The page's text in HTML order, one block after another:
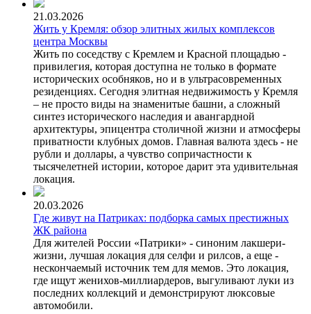
21.03.2026
Жить у Кремля: обзор элитных жилых комплексов
центра Москвы
Жить по соседству с Кремлем и Красной площадью -
привилегия, которая доступна не только в формате
исторических особняков, но и в ультрасовременных
резиденциях. Сегодня элитная недвижимость у Кремля
– не просто виды на знаменитые башни, а сложный
синтез исторического наследия и авангардной
архитектуры, эпицентра столичной жизни и атмосферы
приватности клубных домов. Главная валюта здесь - не
рубли и доллары, а чувство сопричастности к
тысячелетней истории, которое дарит эта удивительная
локация.
20.03.2026
Где живут на Патриках: подборка самых престижных
ЖК района
Для жителей России «Патрики» - синоним лакшери-
жизни, лучшая локация для селфи и рилсов, а еще -
нескончаемый источник тем для мемов. Это локация,
где ищут женихов-миллиардеров, выгуливают луки из
последних коллекций и демонстрируют люксовые
автомобили.